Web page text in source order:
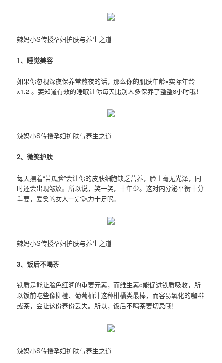
辣妈小S传授孕妇护肤与养生之道
1、睡觉美容
如果你忽视深夜保养常熬夜的话，那么你的肌肤年龄=实际年龄
x1.2 。要知道有效的睡眠让你每天比别人多保养了整整8小时哦！
辣妈小S传授孕妇护肤与养生之道
2、微笑护肤
每天摆着“苦瓜脸”会让你的皮肤细胞缺乏营养，脸上毫无光泽，同
时还会出现皱纹。所以说，笑一笑，十年少。这对内分泌平衡十分
重要，爱笑的女人一定魅力十足呢。
辣妈小S传授孕妇护肤与养生之道
3、饭后不喝茶
铁质是能让脸色红润的重要元素，而维生素c能促进铁质吸收，所
以饭前吃些像柳橙、葡萄柚汁这种柑橘类最棒，而容易氧化的咖啡
或茶，会让这份养份丢失。所以，饭后不喝茶要切忌哦！
辣妈小S传授孕妇护肤与养生之道